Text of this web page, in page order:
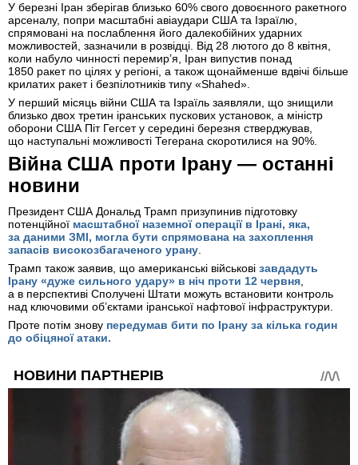
У березні Іран зберігав близько 60% свого довоєнного ракетного
арсеналу, попри масштабні авіаудари США та Ізраїлю,
спрямовані на послаблення його далекобійних ударних
можливостей, зазначили в розвідці. Від 28 лютого до 8 квітня,
коли набуло чинності перемир’я, Іран випустив понад
1850 ракет по цілях у регіоні, а також щонайменше вдвічі більше
крилатих ракет і безпілотників типу «Shahed».
У перший місяць війни США та Ізраїль заявляли, що знищили
близько двох третин іранських пускових установок, а міністр
оборони США Піт Гегсет у середині березня стверджував,
що наступальні можливості Тегерана скоротилися на 90%.
Війна США проти Ірану — останні
новини
Президент США Дональд Трамп призупинив підготовку
потенційної масштабної наземної операції в Ірані, яка,
за даними ЗМІ, могла бути спрямована на захоплення
запасів високозбагаченого урану.
Трамп також заявив, що американські військові завдадуть
Ірану «дуже сильного удару» в ніч проти 12 червня,
а в перспективі Сполучені Штати можуть встановити контроль
над ключовими об’єктами іранської нафтової інфраструктури.
Проте потім знову передумав бити по Ірану за кілька годин
до обіцяної атаки.